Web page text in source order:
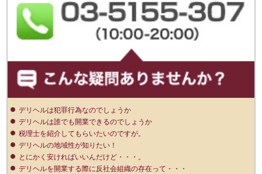
デリヘルは犯罪行為なのでしょうか
デリヘルは誰でも開業できるのでしょうか
税理士を紹介してもらいたいのですが。
デリヘルの地域性が知りたい！
とにかく安ければいいんだけど・・・。
デリヘルを開業する際に反社会組織の存在って・・・